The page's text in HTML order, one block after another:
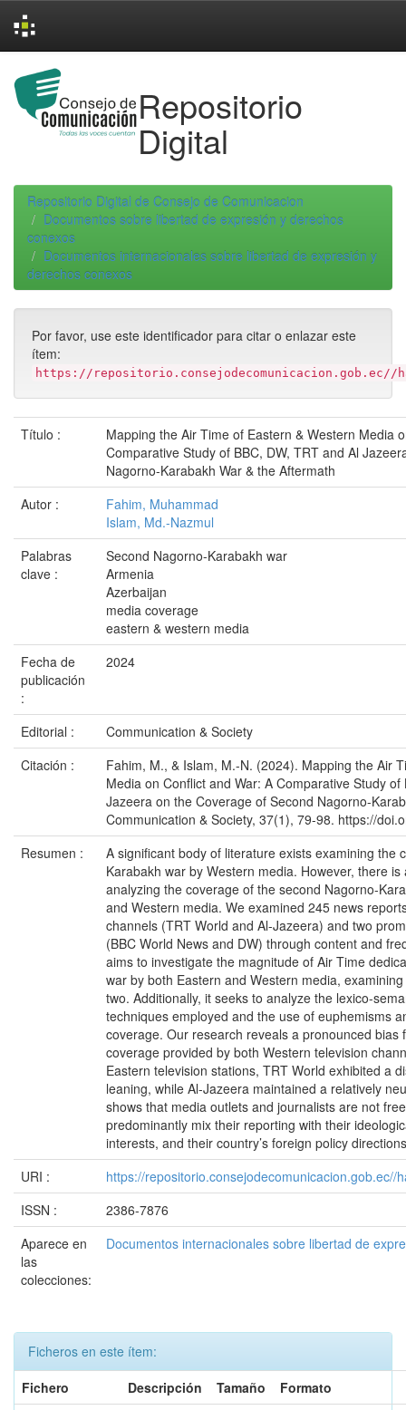
navigation
Repositorio
Digital
Repositorio Digital de Consejo de Comunicacion
Documentos sobre libertad de expresión y derechos
conexos
Documentos internacionales sobre libertad de expresión y
derechos conexos
Por favor, use este identificador para citar o enlazar este
ítem:
https://repositorio.consejodecomunicacion.gob.ec//
Título :
Mapping the Air Time of Eastern & Western Media
Comparative Study of BBC, DW, TRT and Al
Nagorno-Karabakh War & the Aftermath
Autor :
Fahim, Muhammad
Islam, Md.-Nazmul
Palabras
clave :
Second Nagorno-Karabakh war
Armenia
Azerbaijan
media coverage
eastern & western media
Fecha de
publicación
:
2024
Editorial :
Communication & Society
Citación :
Fahim, M., & Islam, M.-N. (2024). Mapping the Air
Media on Conflict and War: A Comparative Study of
Jazeera on the Coverage of Second Nagorno-
Communication & Society, 37(1), 79-98. https://
Resumen :
A significant body of literature exists examining the
Karabakh war by Western media. However, there
analyzing the coverage of the second Nagorno-
and Western media. We examined 245 news
channels (TRT World and Al-Jazeera) and two
(BBC World News and DW) through content and
aims to investigate the magnitude of Air Time
war by both Eastern and Western media,
two. Additionally, it seeks to analyze the lexico-
techniques employed and the use of euphemisms
coverage. Our research reveals a pronounced bias
coverage provided by both Western television
Eastern television stations, TRT World exhibited a
leaning, while Al-Jazeera maintained a relatively
shows that media outlets and journalists are not
predominantly mix their reporting with their
interests, and their country’s foreign policy
URI :
https://repositorio.consejodecomunicacion.gob.ec//
ISSN :
2386-7876
Aparece en
las
colecciones:
Documentos internacionales sobre libertad de
Ficheros en este ítem:
Fichero
Descripción Tamaño
Formato